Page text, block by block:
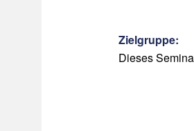
Zielgruppe:
Dieses